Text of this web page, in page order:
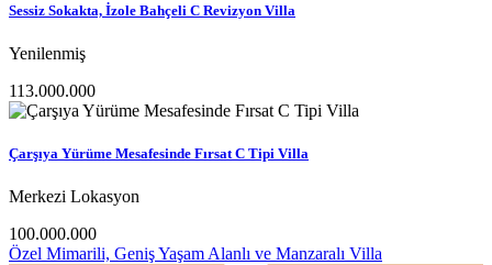
Sessiz Sokakta, İzole Bahçeli C Revizyon Villa
Yenilenmiş
113.000.000
Çarşıya Yürüme Mesafesinde Fırsat C Tipi Villa
Merkezi Lokasyon
100.000.000
Özel Mimarili, Geniş Yaşam Alanlı ve Manzaralı Villa